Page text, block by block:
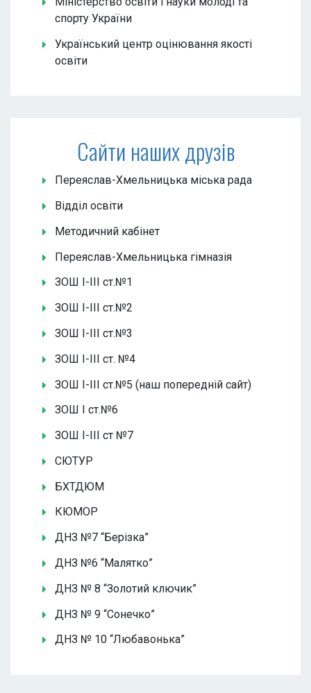
спорту України
Український центр оцінювання якості
освіти
Сайти наших друзів
Переяслав-Хмельницька міська рада
Відділ освіти
Методичний кабінет
Переяслав-Хмельницька гімназія
ЗОШ І-ІІІ ст.№1
ЗОШ І-ІІІ ст.№2
ЗОШ І-ІІІ ст.№3
ЗОШ І-ІІІ ст. №4
ЗОШ І-ІІІ ст.№5 (наш попередній сайт)
ЗОШ І ст.№6
ЗОШ І-ІІІ ст №7
СЮТУР
БХТДЮМ
КЮМОР
ДНЗ №7 “Берізка”
ДНЗ №6 “Малятко”
ДНЗ № 8 “Золотий ключик”
ДНЗ № 9 “Сонечко”
ДНЗ № 10 “Любавонька”